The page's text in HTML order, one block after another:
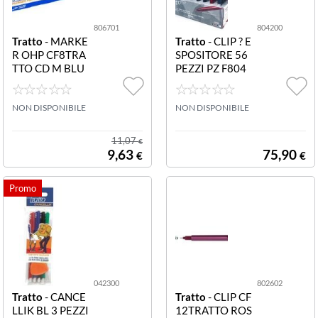
806701
Tratto - MARKE
R OHP CF8TRA
TTO CD M BLU
F806701 ASTU
CCIO 8 PZ TRA
TTO CD MARK
ER TUTTE LE S
UPERFICI (CD E
DVD)
NON DISPONIBILE
11,07€
9,63 €
804200
Tratto - CLIP ? E
SPOSITORE 56
PEZZI PZ F804
200 Espo Tratto
Clip 56 pz
NON DISPONIBILE
75,90 €
042300
Tratto - CANCE
LLIK BL 3 PEZZI
802602
Tratto - CLIP CF
12TRATTO ROS